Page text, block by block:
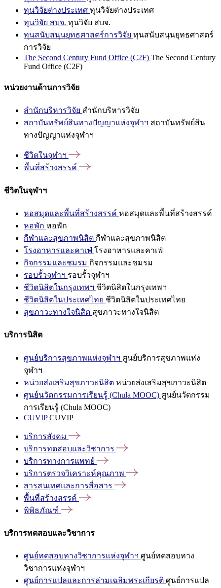
ทุนวิจัยต่างประเทศ ทุนวิจัยต่างประเทศ
ทุนวิจัย สบจ. ทุนวิจัย สบจ.
ทุนสนับสนุนยุทธศาสตร์การวิจัย ทุนสนับสนุนยุทธศาสตร์
การวิจัย
The Second Century Fund Office (C2F) The Second Century
Fund Office (C2F)
หน่วยงานด้านการวิจัย
สำนักบริหารวิจัย สำนักบริหารวิจัย
สถาบันทรัพย์สินทางปัญญาแห่งจุฬาฯ สถาบันทรัพย์สิน
ทางปัญญาแห่งจุฬาฯ
ชีวิตในจุฬาฯ
พื้นที่สร้างสรรค์
ชีวิตในจุฬาฯ
หอสมุดและพื้นที่สร้างสรรค์ หอสมุดและพื้นที่สร้างสรรค์
หอพัก หอพัก
กีฬาและสุขภาพนิสิต กีฬาและสุขภาพนิสิต
โรงอาหารและคาเฟ่ โรงอาหารและคาเฟ่
กิจกรรมและชมรม กิจกรรมและชมรม
รอบรั้วจุฬาฯ รอบรั้วจุฬาฯ
ชีวิตนิสิตในกรุงเทพฯ ชีวิตนิสิตในกรุงเทพฯ
ชีวิตนิสิตในประเทศไทย ชีวิตนิสิตในประเทศไทย
สุขภาวะทางใจนิสิต สุขภาวะทางใจนิสิต
บริการนิสิต
ศูนย์บริการสุขภาพแห่งจุฬาฯ ศูนย์บริการสุขภาพแห่ง
จุฬาฯ
หน่วยส่งเสริมสุขภาวะนิสิต หน่วยส่งเสริมสุขภาวะนิสิต
ศูนย์นวัตกรรมการเรียนรู้ (Chula MOOC) ศูนย์นวัตกรรม
การเรียนรู้ (Chula MOOC)
CUVIPCUVIP
บริการสังคม
บริการทดสอบและวิชาการ
บริการทางการแพทย์
บริการตรวจวิเคราะห์คุณภาพ
สารสนเทศและการสื่อสาร
พื้นที่สร้างสรรค์
พิพิธภัณฑ์
บริการทดสอบและวิชาการ
ศูนย์ทดสอบทางวิชาการแห่งจุฬาฯ ศูนย์ทดสอบทาง
วิชาการแห่งจุฬาฯ
ศูนย์การแปลและการล่ามเฉลิมพระเกียรติ ศูนย์การแปล